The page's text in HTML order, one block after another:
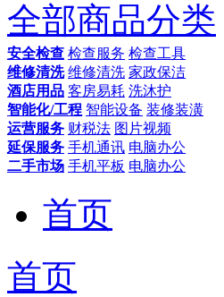
全部商品分类
安全检查 检查服务 检查工具
维修清洗 维修清洗 家政保洁
酒店用品 客房易耗 洗沐护
智能化/工程 智能设备 装修装潢
运营服务 财税法 图片视频
延保服务 手机通讯 电脑办公
二手市场 手机平板 电脑办公
首页
首页